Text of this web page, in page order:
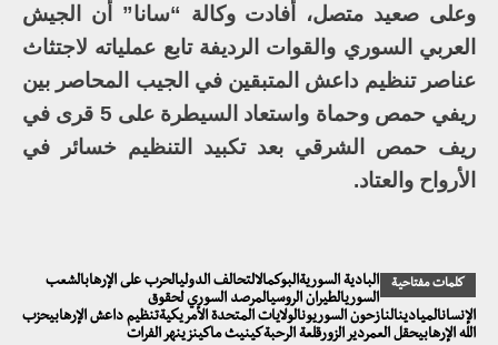
وعلى صعيد متصل، أفادت وكالة “سانا” أن الجيش
العربي السوري والقوات الرديفة تابع عملياته لاجتثاث
عناصر تنظيم داعش المتبقين في الجيب المحاصر بين
ريفي حمص وحماة واستعاد السيطرة على 5 قرى في
ريف حمص الشرقي بعد تكبيد التنظيم خسائر في
الأرواح والعتاد.
كلمات مفتاحية
البادية السوريةالبوكمالالتحالف الدوليالحرب على الإرهابالشعب
السوريالطيران الروسيالمرصد السوري لحقوق
الإنسانالميادينالنازحون السوريونالولايات المتحدة الأمريكيةتنظيم داعش الإرهابيحزب
الله الإرهابيحقل العمردير الزورقلعة الرحبةكينيث ماكينزينهر الفرات